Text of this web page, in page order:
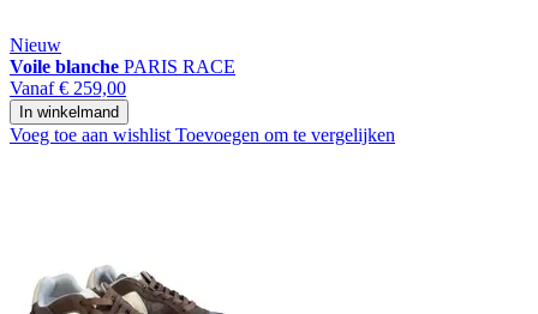
Nieuw
Voile blanche PARIS RACE
Vanaf € 259,00
In winkelmand
Voeg toe aan wishlist Toevoegen om te vergelijken